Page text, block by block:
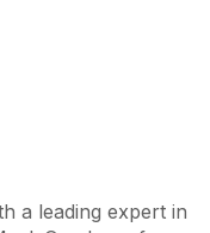
a leading expert in